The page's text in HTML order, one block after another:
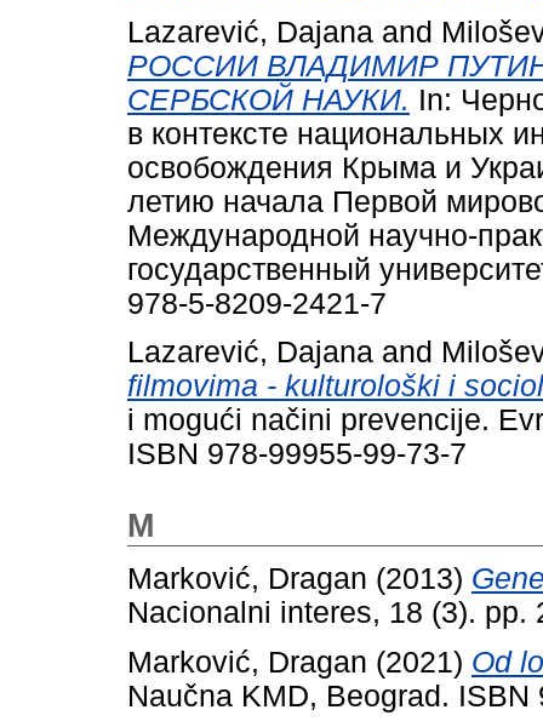
Lazarević, Dajana and
РОССИИ ВЛАДИМИР
СЕРБСКОЙ НАУКИ. In:
в контексте национальных
освобождения Крыма и
летию начала Первой
Международной научно-
государственный
978-5-8209-2421-7
Lazarević, Dajana and
filmovima - kulturološki i
i mogući načini prevencije.
ISBN 978-99955-99-73-7
M
Marković, Dragan (2013)
Nacionalni interes, 18 (3). pp.
Marković, Dragan (2021) Od
Naučna KMD, Beograd. ISBN